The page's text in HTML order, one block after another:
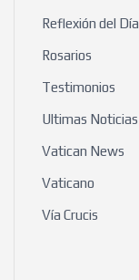
Reflexión del Día
Rosarios
Testimonios
Ultimas Noticias
Vatican News
Vaticano
Vía Crucis